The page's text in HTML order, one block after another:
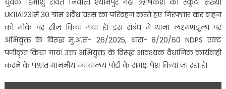
UK11A1231में 30 ग्राम अवैध चरस का परिवहन करते हए गिरफ्तार कर वाहन
को मौके पर सीज किया गया है। इस संबंध में थाना लक्ष्मणझूला पर
अभियुक्त के विरूद्ध मु.अ.सं- 26/2025, धारा- 8/20/60 NDPS एक्ट
पंजीकृत किया गाय। उक्त अभियुक्त के विरूद्ध आवश्यक वैधानिक कार्यवाही
करने के पश्चात माननीय न्यायालय पौड़ी के समक्ष पेश किया जा रहा है।